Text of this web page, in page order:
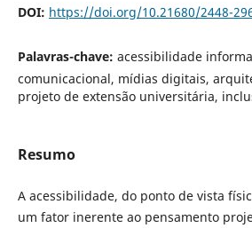
DOI: https://doi.org/10.21680/2448-
Palavras-chave: acessibilidade
comunicacional, mídias digitais,
projeto de extensão universitária,
Resumo
A acessibilidade, do ponto de vista
um fator inerente ao pensamento